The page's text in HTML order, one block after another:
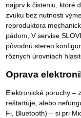
najprv k čisteniu, ktoré
zvuku bez nutnosti
reproduktora
pádom, V servise
pôvodnú stereo
rôznych úrovniach
Oprava
Elektronické poruchy –
reštartuje, alebo
Fi, Bluetooth) – si pri